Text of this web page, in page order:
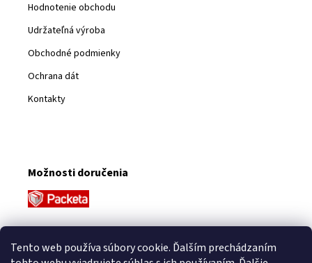
Tento web používa súbory cookie. Ďalším prechádzaním
Hodnotenie obchodu
Udržateľná výroba
Obchodné podmienky
Ochrana dát
Kontakty
Možnosti doručenia